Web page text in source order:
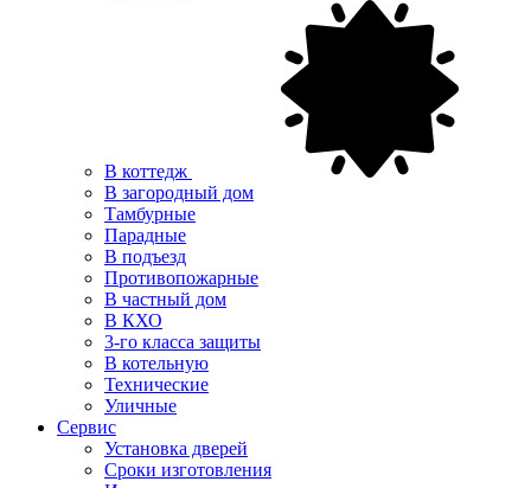
В коттедж
В загородный дом
Тамбурные
Парадные
В подъезд
Противопожарные
В частный дом
В КХО
3-го класса защиты
В котельную
Технические
Уличные
Сервис
Установка дверей
Сроки изготовления